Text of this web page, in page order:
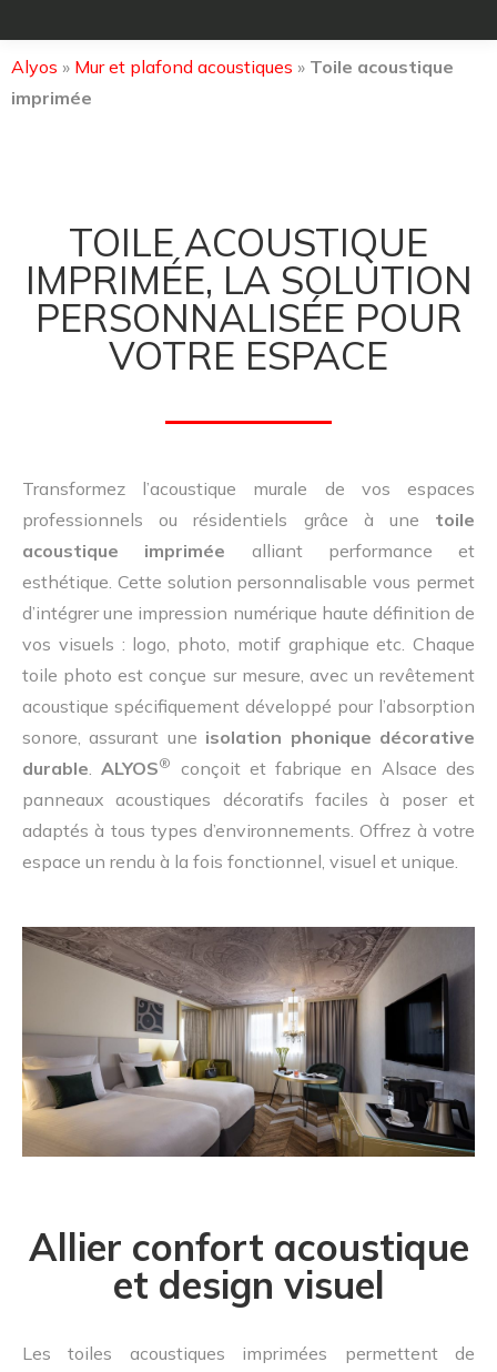
Alyos » Mur et plafond acoustiques » Toile acoustique
imprimée
TOILE ACOUSTIQUE
IMPRIMÉE, LA SOLUTION
PERSONNALISÉE POUR
VOTRE ESPACE
Transformez l’acoustique murale de vos espaces
professionnels ou résidentiels grâce à une toile
acoustique imprimée alliant performance et
esthétique. Cette solution personnalisable vous permet
d’intégrer une impression numérique haute définition de
vos visuels : logo, photo, motif graphique etc. Chaque
toile photo est conçue sur mesure, avec un revêtement
acoustique spécifiquement développé pour l’absorption
sonore, assurant une isolation phonique décorative
durable.ALYOS®
conçoit et fabrique en Alsace des
panneaux acoustiques décoratifs faciles à poser et
adaptés à tous types d’environnements. Offrez à votre
espace un rendu à la fois fonctionnel, visuel et unique.
Allier confort acoustique
et design visuel
Les toiles acoustiques imprimées permettent de